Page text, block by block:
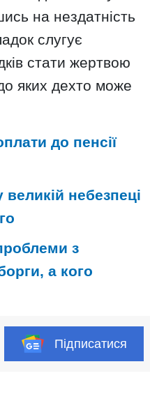
на нездатність
слугує
стати жертвою
яких дехто може
до пенсії
великій небезпеці
з
а кого
Підписатися